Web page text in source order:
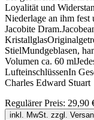
Loyalität und
Niederlage an ihm fest
Jacobite
StielMundgeblasen,
Volumen ca. 60
LufteinschlüssenIn
Charles Edward Stuart
Regulärer Preis: 29,90
inkl. MwSt. zzgl.